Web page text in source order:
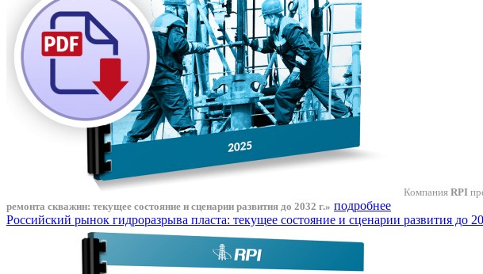
Компания RPI
ремонта скважин: текущее состояние и сценарии развития до 2032 г.» подробнее
Российский рынок гидроразрыва пласта: текущее состояние и сценарии развития до